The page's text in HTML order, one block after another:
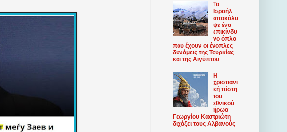
Το
Ισραήλ
αποκάλυ
ψε ένα
επικίνδυ
νο όπλο
που έχουν οι ένοπλες
δυνάμεις της Τουρκίας
και της Αιγύπτου
Η
χριστιανι
κή πίστη
του
εθνικού
ήρωα
Γεωργίου Καστριώτη
διχάζει τους Αλβανούς